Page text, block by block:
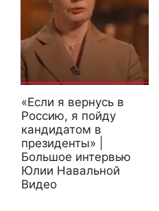
«Если я вернусь в
Россию, я пойду
кандидатом в
президенты» |
Большое интервью
Юлии Навальной
Видео